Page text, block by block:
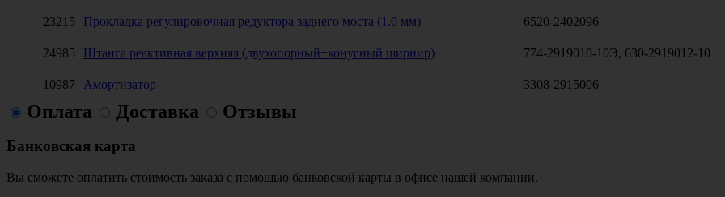
23215
Прокладка регулировочная редуктора заднего моста (1.0 мм) 6520-2402096
24985
Штанга реактивная верхняя (двухопорный+конусный ширнир) 774-2919010-10Э, 630-2919012-10
10987
Амортизатор 3308-2915006
Оплата Доставка Отзывы
Банковская карта
Вы сможете оплатить стоимость заказа с помощью банковской карты в офисе нашей компании.